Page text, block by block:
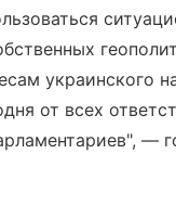
украинского
от всех
—